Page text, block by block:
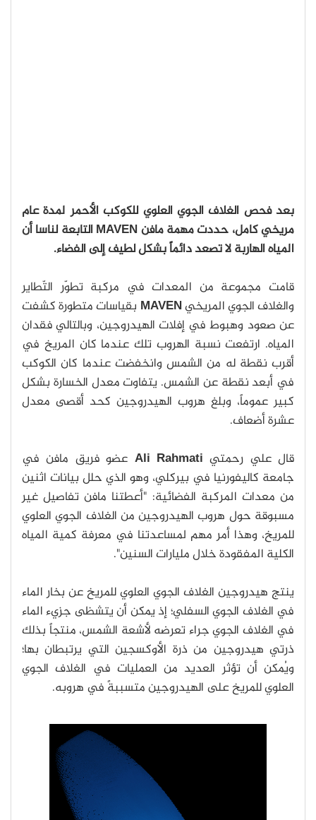
بعد فحص الغلاف الجوي العلوي للكوكب الأحمر لمدة عام
مريخي كامل، حددت مهمة مافن MAVEN التابعة لناسا أن
المياه الهاربة لا تصعد دائماً بشكل لطيف إلى الفضاء.
قامت مجموعة من المعدات في مركبة تطوّر التّطاير
والغلاف الجوي المريخيMAVEN بقياسات متطورة كشفت
عن صعود وهبوط في إفلات الهيدروجين، وبالتالي فقدان
المياه. ارتفعت نسبة الهروب تلك عندما كان المريخ في
أقرب نقطة له من الشمس وانخفضت عندما كان الكوكب
في أبعد نقطة عن الشمس. يتفاوت معدل الخسارة بشكل
كبير عموماً، وبلغ هروب الهيدروجين كحد أقصى معدل
عشرة أضعاف.
قال علي رحمتي Ali Rahmati عضو فريق مافن في
جامعة كاليفورنيا في بيركلي، وهو الذي حلل بيانات اثنين
من معدات المركبة الفضائية: "أعطتنا مافن تفاصيل غير
مسبوقة حول هروب الهيدروجين من الغلاف الجوي العلوي
للمريخ، وهذا أمر مهم لمساعدتنا في معرفة كمية المياه
الكلية المفقودة خلال مليارات السنين".
ينتج هيدروجين الغلاف الجوي العلوي للمريخ عن بخار الماء
في الغلاف الجوي السفلي؛ إذ يمكن أن يتشظى جزيء الماء
في الغلاف الجوي جراء تعرضه لأشعة الشمس، منتجاً بذلك
ذرتي هيدروجين من ذرة الأوكسجين التي يرتبطان بها؛
ويُمكن أن تؤثر العديد من العمليات في الغلاف الجوي
العلوي للمريخ على الهيدروجين متسببةً في هروبه.